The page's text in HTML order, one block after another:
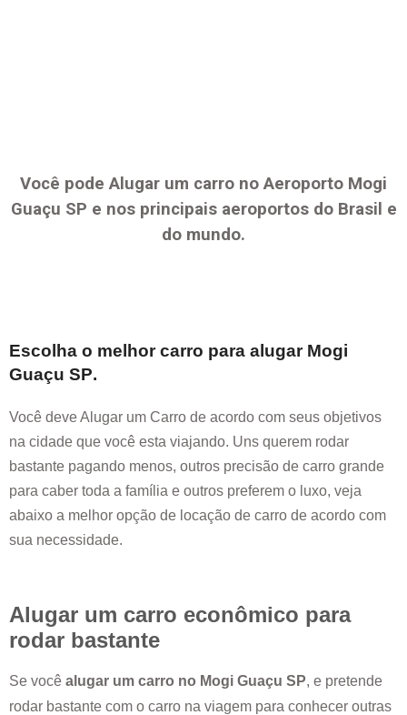
Você pode Alugar um carro no Aeroporto Mogi
Guaçu SP e nos principais aeroportos do Brasil e
do mundo.
Escolha o melhor carro para alugar Mogi
Guaçu SP.
Você deve Alugar um Carro de acordo com seus objetivos
na cidade que você esta viajando. Uns querem rodar
bastante pagando menos, outros precisão de carro grande
para caber toda a família e outros preferem o luxo, veja
abaixo a melhor opção de locação de carro de acordo com
sua necessidade.
Alugar um carro econômico para
rodar bastante
Se você alugar um carro no Mogi Guaçu SP, e pretende
rodar bastante com o carro na viagem para conhecer outras